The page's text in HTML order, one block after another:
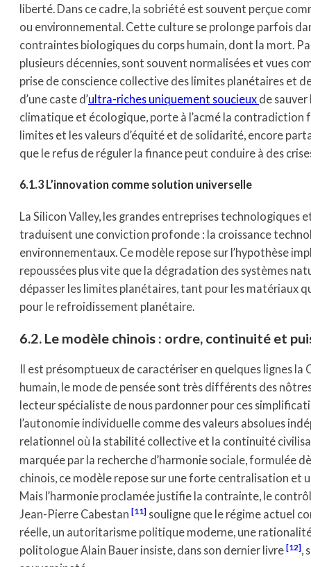
liberté. Dans ce cadre, la sobriété est souvent perçue
ou environnemental. Cette culture se prolonge parfois
contraintes biologiques du corps humain, dont la mort.
plusieurs décennies, sont souvent normalisées et vues
prise de conscience collective des limites planétaires et
d’une caste d’ultra-riches uniquement soucieux de sauver
climatique et écologique, porte à l’acmé la
limites et les valeurs d’équité et de solidarité, encore
que le refus de réguler la finance peut conduire à des
6.1.3 L’innovation comme solution universelle
La Silicon Valley, les grandes entreprises technologiques
traduisent une conviction profonde : la croissance
environnementaux. Ce modèle repose sur l’hypothèse
repoussées plus vite que la dégradation des systèmes
dépasser les limites planétaires, tant pour les matériaux
pour le refroidissement planétaire.
6.2. Le modèle chinois : ordre, continuité et
Il est présomptueux de caractériser en quelques lignes la
humain, le mode de pensée sont très différents des
lecteur spécialiste de nous pardonner pour ces
l’autonomie individuelle comme des valeurs absolues
relationnel où la stabilité collective et la continuité
marquée par la recherche d’harmonie sociale, formulée
chinois, ce modèle repose sur une forte centralisation
Mais l’harmonie proclamée justifie la contrainte, le
Jean-Pierre Cabestan
11 souligne que le régime actuel
réelle, un autoritarisme politique moderne, une
politologue Alain Bauer insiste, dans son dernier livre
12 ,